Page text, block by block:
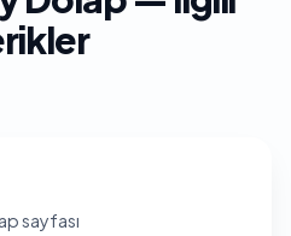
sayfası